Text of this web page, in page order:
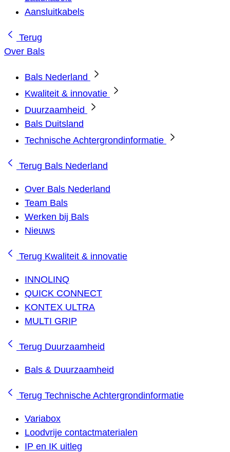
Aansluitkabels
Terug
Over Bals
Bals Nederland
Kwaliteit & innovatie
Duurzaamheid
Bals Duitsland
Technische Achtergrondinformatie
Terug Bals Nederland
Over Bals Nederland
Team Bals
Werken bij Bals
Nieuws
Terug Kwaliteit & innovatie
INNOLINQ
QUICK CONNECT
KONTEX ULTRA
MULTI GRIP
Terug Duurzaamheid
Bals & Duurzaamheid
Terug Technische Achtergrondinformatie
Variabox
Loodvrije contactmaterialen
IP en IK uitleg